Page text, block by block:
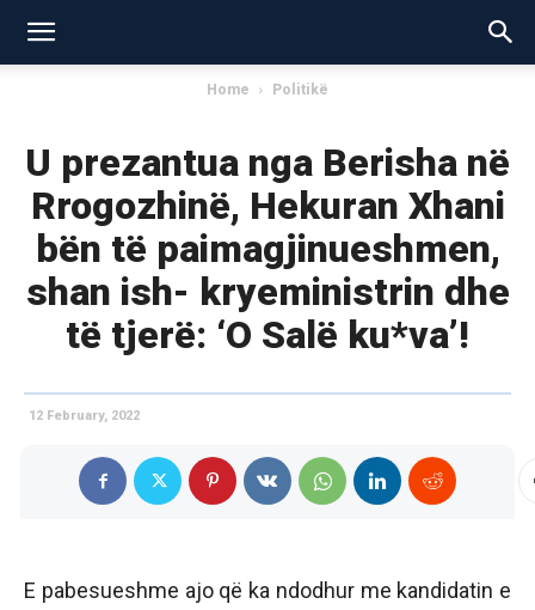
Home Politikë
U prezantua nga Berisha në
Rrogozhinë, Hekuran Xhani
bën të paimagjinueshmen,
shan ish- kryeministrin dhe
të tjerë: ‘O Salë ku*va’!
12 February, 2022
E pabesueshme ajo që ka ndodhur me kandidatin e